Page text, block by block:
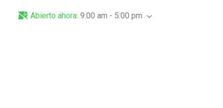
Abierto ahora: 9:00 am - 5:00 pm